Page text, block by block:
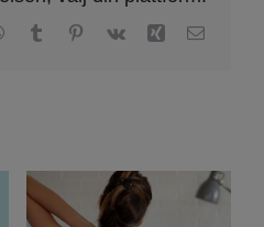
WhatsApp
Tumblr Pinterest
Vk XingEmail